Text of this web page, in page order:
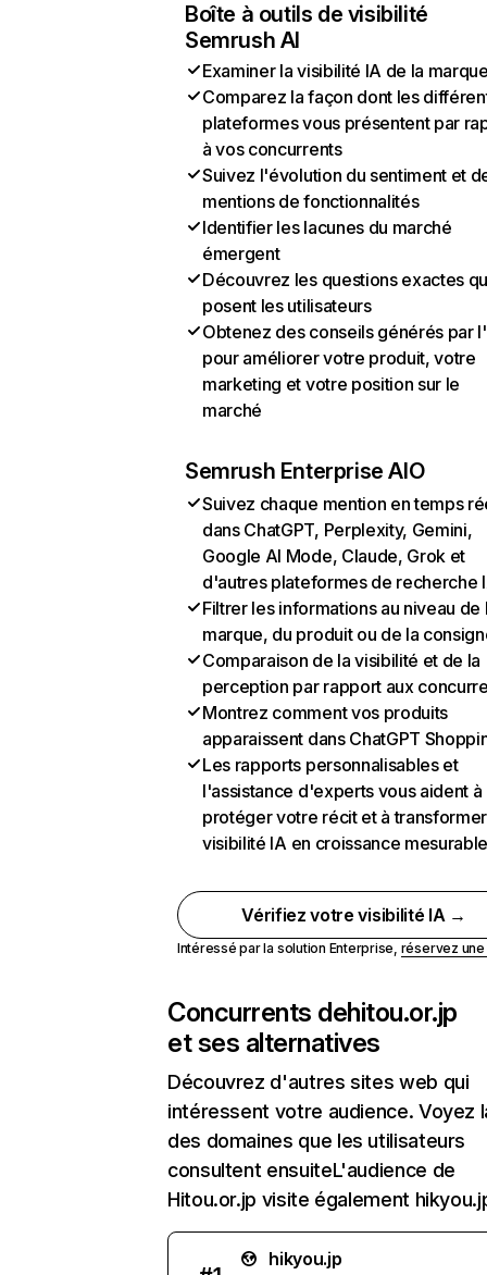
Boîte à outils de visibilité
Semrush AI
Examiner la visibilité IA de la
Comparez la façon dont les
plateformes vous présentent par
à vos concurrents
Suivez l'évolution du sentiment et
mentions de fonctionnalités
Identifier les lacunes du marché
émergent
Découvrez les questions exactes
posent les utilisateurs
Obtenez des conseils générés par
pour améliorer votre produit, votre
marketing et votre position sur le
marché
Semrush Enterprise AIO
Suivez chaque mention en temps
dans ChatGPT, Perplexity, Gemini,
Google AI Mode, Claude, Grok et
d'autres plateformes de recherche
Filtrer les informations au niveau de
marque, du produit ou de la
Comparaison de la visibilité et de la
perception par rapport aux
Montrez comment vos produits
apparaissent dans ChatGPT
Les rapports personnalisables et
l'assistance d'experts vous aident à
protéger votre récit et à
visibilité IA en croissance
Vérifiez votre visibilité IA →
Intéressé par la solution Enterprise, réservez
Concurrents dehitou.or.jp
et ses alternatives
Découvrez d'autres sites web qui
intéressent votre audience. Voyez
des domaines que les utilisateurs
consultent ensuiteL'audience de
Hitou.or.jp visite également
hikyou.jp